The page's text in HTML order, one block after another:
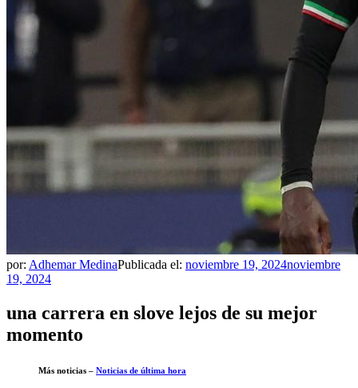
por: Adhemar MedinaPublicada el: noviembre 19, 2024noviembre
19, 2024
una carrera en slove lejos de su mejor
momento
Más noticias – Noticias de última hora